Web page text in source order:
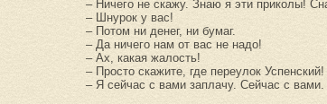
– Ничего не скажу. Знаю я эти приколы!
– Шнурок у вас!
– Потом ни денег, ни бумаг.
– Да ничего нам от вас не надо!
– Ах, какая жалость!
– Просто скажите, где переулок Успенский!
– Я сейчас с вами заплачу. Сейчас с